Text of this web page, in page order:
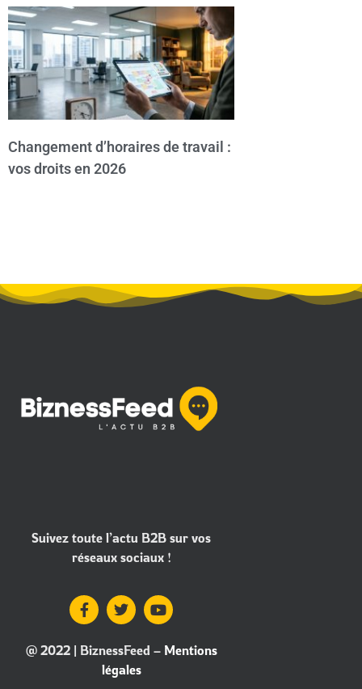
Changement d’horaires de travail :
vos droits en 2026
Suivez toute l’actu B2B sur vos
réseaux sociaux !
@ 2022 | BiznessFeed – Mentions
légales